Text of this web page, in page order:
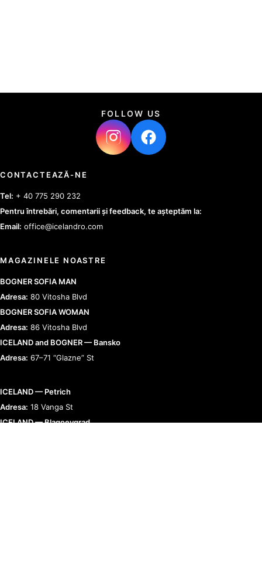
FOLLOW US
CONTACTEAZĂ-NE
Tel: + 40 775 290 232
Pentru întrebări, comentarii și feedback, te așteptăm la:
Email: office@icelandro.com
MAGAZINELE NOASTRE
BOGNER SOFIA MAN
Adresa: 80 Vitosha Blvd
BOGNER SOFIA WOMAN
Adresa: 86 Vitosha Blvd
ICELAND and BOGNER — Bansko
Adresa: 67–71 “Glazne” St
ICELAND — Petrich
Adresa: 18 Vanga St
ICELAND — Blagoevgrad